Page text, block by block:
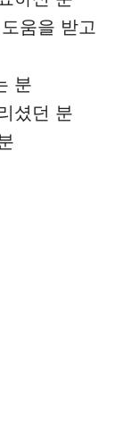
움을 받고
분
셨던 분